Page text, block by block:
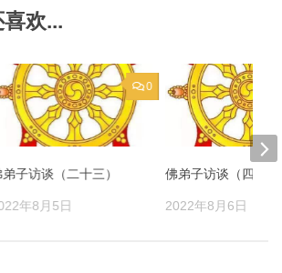
欢...
0
子访谈（二十三）
年8月5日
佛弟子访谈（四十
2022年8月6日